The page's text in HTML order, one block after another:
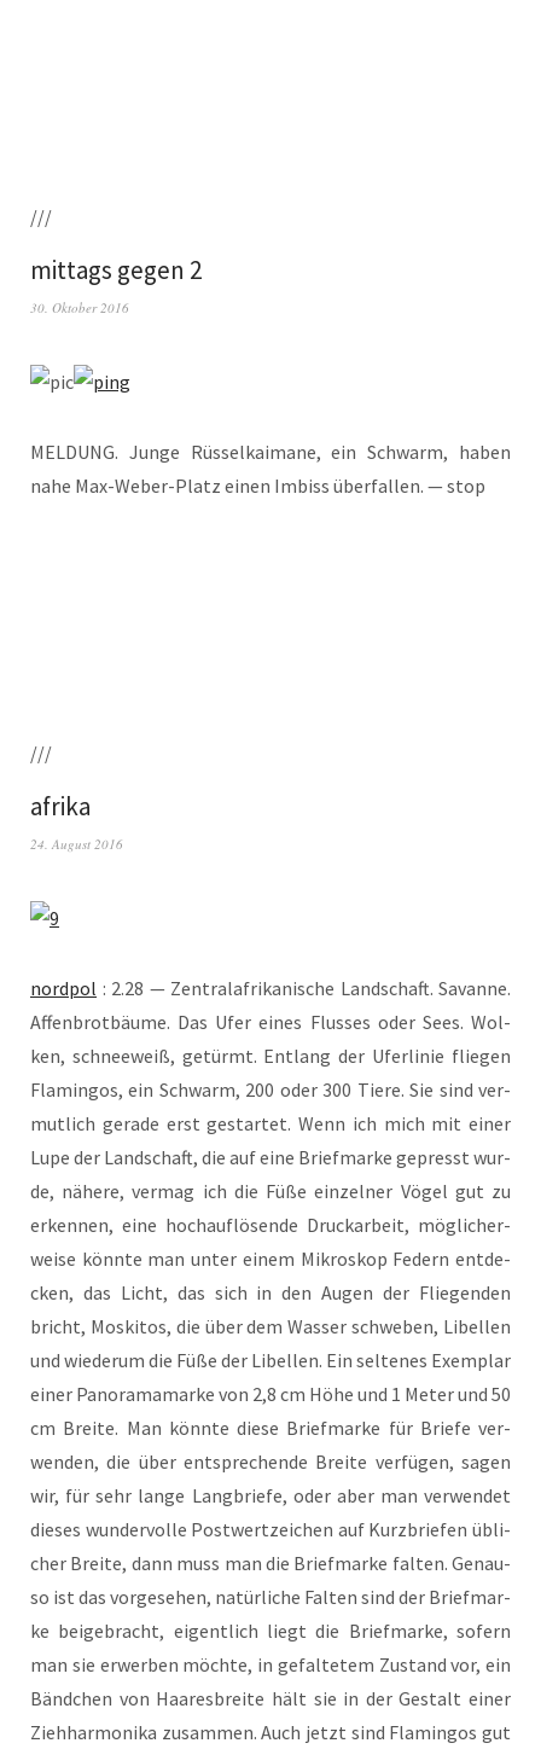
///
mittags gegen 2
30. Oktober 2016
MELDUNG. Jun­ge Rüs­sel­kai­ma­ne, ein Schwarm, haben
nahe Max-Weber-Platz einen Imbiss über­fal­len. — stop
///
afrika
24. August 2016
nord­pol : 2.28 — Zen­tral­afri­ka­ni­sche Land­schaft. Savan­ne.
Affen­brot­bäu­me. Das Ufer eines Flus­ses oder Sees. Wol­
ken, schnee­weiß, getürmt. Ent­lang der Ufer­li­nie flie­gen
Fla­min­gos, ein Schwarm, 200 oder 300 Tie­re. Sie sind ver­
mut­lich gera­de erst gestar­tet. Wenn ich mich mit einer
Lupe der Land­schaft, die auf eine Brief­mar­ke gepresst wur­
de, nähe­re, ver­mag ich die Füße ein­zel­ner Vögel gut zu
erken­nen, eine hoch­auf­lö­sen­de Druck­ar­beit, mög­li­cher­
wei­se könn­te man unter einem Mikro­skop Federn ent­de­
cken, das Licht, das sich in den Augen der Flie­gen­den
bricht, Mos­ki­tos, die über dem Was­ser schwe­ben, Libel­len
und wie­der­um die Füße der Libel­len. Ein sel­te­nes Exem­plar
einer Pan­ora­ma­mar­ke von 2,8 cm Höhe und 1 Meter und 50
cm Brei­te. Man könn­te die­se Brief­mar­ke für Brie­fe ver­
wen­den, die über ent­spre­chen­de Brei­te ver­fü­gen, sagen
wir, für sehr lan­ge Lang­brie­fe, oder aber man ver­wen­det
die­ses wun­der­vol­le Post­wert­zei­chen auf Kurz­brie­fen übli­
cher Brei­te, dann muss man die Brief­mar­ke fal­ten. Genau­
so ist das vor­ge­se­hen, natür­li­che Fal­ten sind der Brief­mar­
ke bei­gebracht, eigent­lich liegt die Brief­mar­ke, sofern
man sie erwer­ben möch­te, in gefal­te­tem Zustand vor, ein
Bänd­chen von Haa­res­brei­te hält sie in der Gestalt einer
Zieh­har­mo­ni­ka zusam­men. Auch jetzt sind Fla­min­gos gut